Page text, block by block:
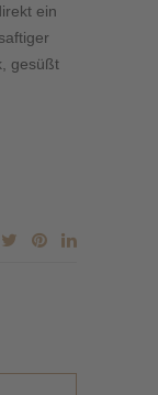
ein
gesüßt